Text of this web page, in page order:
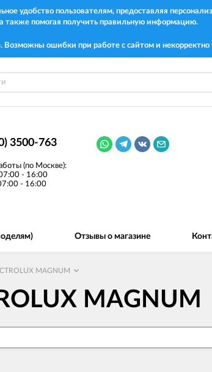
удобство пользователям, предоставляя
также помогая получить правильную информацию.
ошибки при работе с сайтом и некорректно
3500-763
(по Москве):
- 16:00
- 16:00
Отзывы о магазине
MAGNUM
MAGNUM